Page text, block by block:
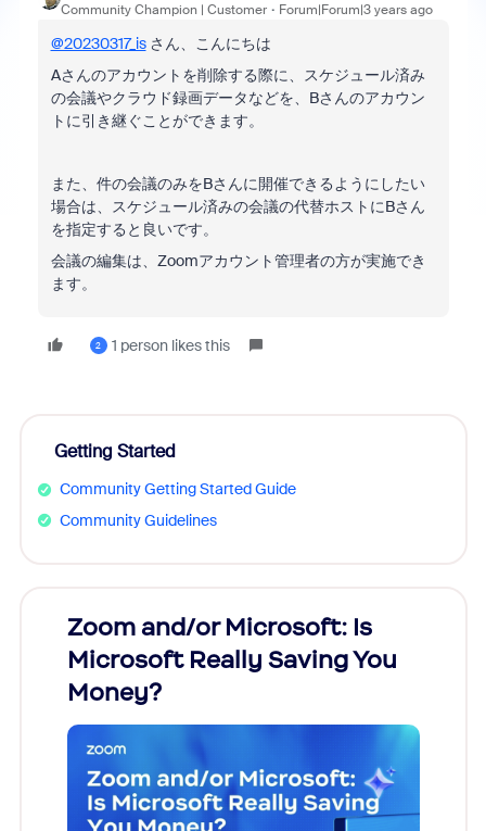
Community Champion | Customer Forum|Forum|3 years ago
@20230317_isさん、こんにちは
Aさんのアカウントを削除する際に、スケジュール済み
の会議やクラウド録画データなどを、Bさんのアカウン
トに引き継ぐことができます。
また、件の会議のみをBさんに開催できるようにしたい
場合は、スケジュール済みの会議の代替ホストにBさん
を指定すると良いです。
会議の編集は、Zoomアカウント管理者の方が実施でき
ます。
2 1 person likes this
Getting Started
Community Getting Started Guide
Community Guidelines
Zoom and/or Microsoft: Is
Microsoft Really Saving You
Money?